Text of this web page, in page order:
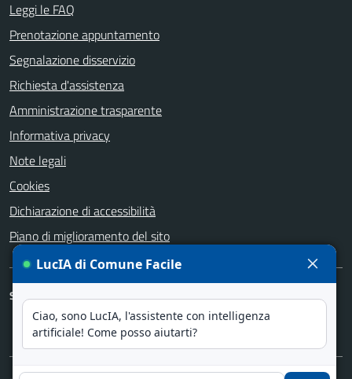
Leggi le FAQ
Prenotazione appuntamento
Segnalazione disservizio
Richiesta d'assistenza
Amministrazione trasparente
Informativa privacy
Note legali
Cookies
Dichiarazione di accessibilità
Piano di miglioramento del sito
SEGUICI SU
FacebookInstagramYouTube